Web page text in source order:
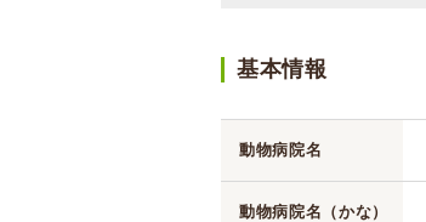
基本情報
動物病院名
動物病院名（かな）